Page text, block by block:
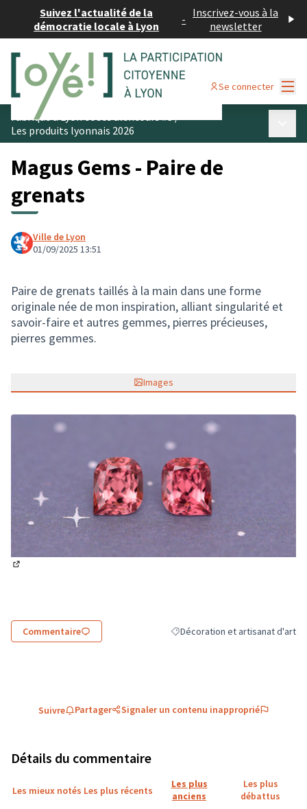
Suivez l'actualité de la
démocratie locale à Lyon
- Inscrivez-vous à la
newsletter
Se connecter
Fabriqué à Lyon et ses alentours #3/
Les produits lyonnais 2026
Magus Gems - Paire de
grenats
Ville de Lyon
01/09/2025 13:51
Paire de grenats taillés à la main dans une forme
originale née de mon inspiration, alliant singularité et
savoir-faire et autres gemmes, pierres précieuses,
pierres gemmes.
Images
Commentaire Filtrer les résultats de la
Décoration et artisanat d'art
Suivre Partager Signaler un contenu inapproprié
Détails du commentaire
Les mieux notés Les plus récents
Les plus
anciens
Les plus
débattus